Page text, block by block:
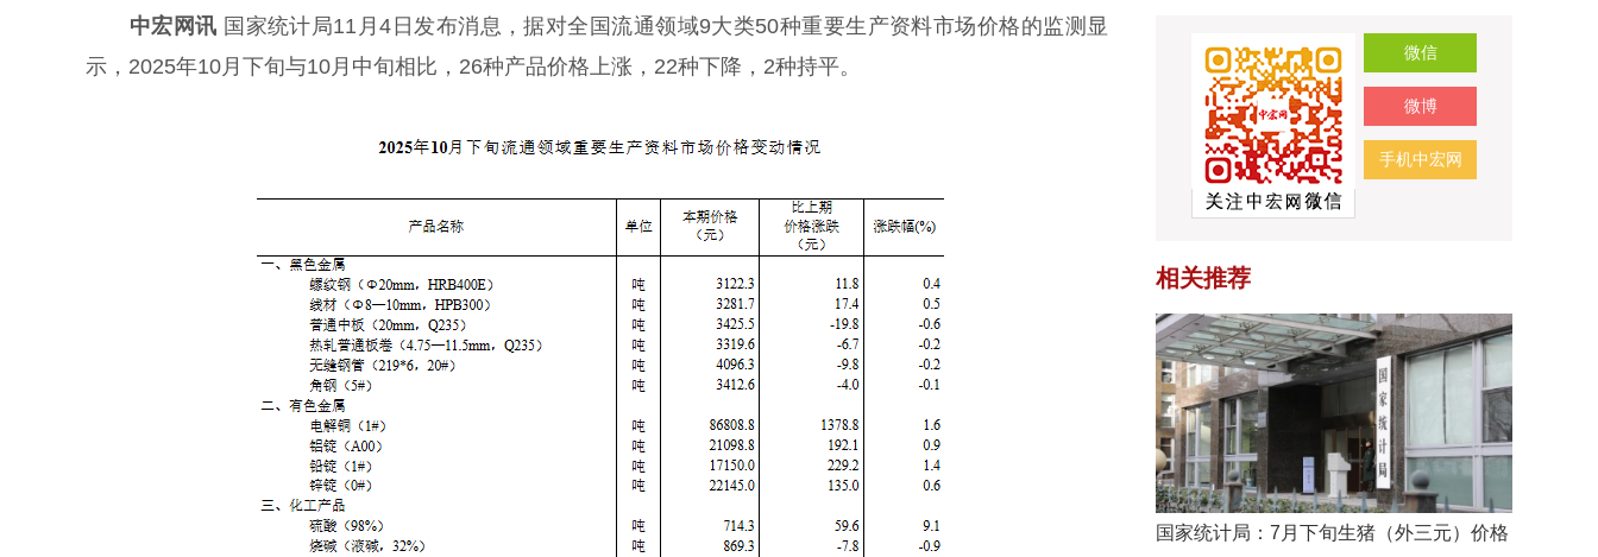
中宏网讯 国家统计局11月4日发布消息，据对全国流通领域9大类50种重要生产资料市场价格的监测显
示，2025年10月下旬与10月中旬相比，26种产品价格上涨，22种下降，2种持平。
微信
微博
手机中宏网
相关推荐
国家统计局：7月下旬生猪（外三元）价格